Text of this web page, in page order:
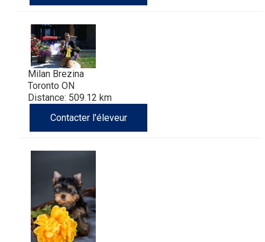
Milan Brezina
Toronto ON
Distance: 509.12 km
Contacter l'éleveur